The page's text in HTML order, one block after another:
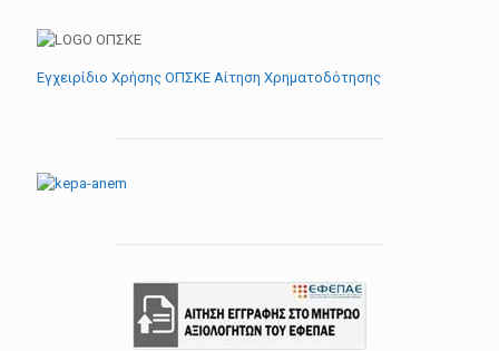
Εγχειρίδιο Χρήσης ΟΠΣΚΕ Αίτηση Χρηματοδότησης